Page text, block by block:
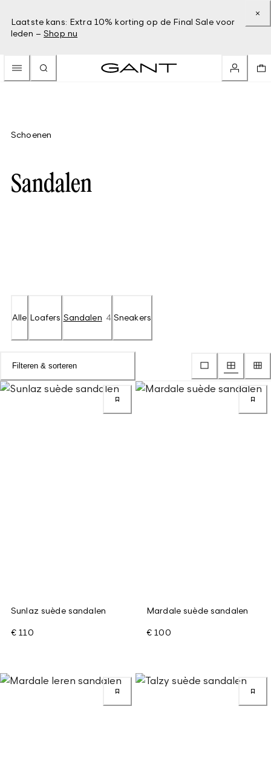
Laatste kans: Extra 10% korting op de Final Sale voor
leden – Shop nu
Schoenen
Sandalen
Alle Loafers Sandalen 4 Sneakers
Filteren & sorteren
Sunlaz suède sandalen
€ 110
Mardale suède sandalen
€ 100